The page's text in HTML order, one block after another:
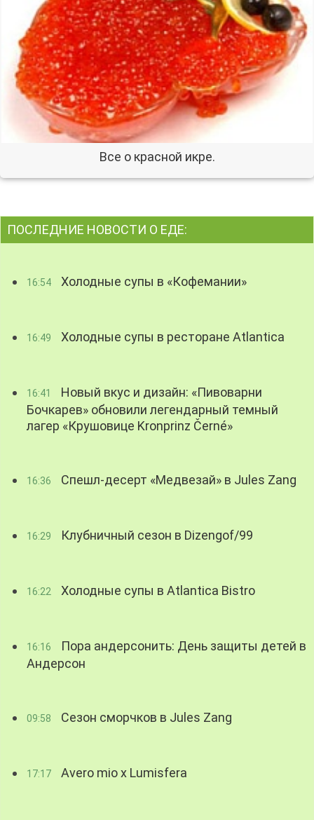
Все о красной икре.
ПОСЛЕДНИЕ НОВОСТИ О ЕДЕ:
16:54 Холодные супы в «Кофемании»
16:49 Холодные супы в ресторане Atlantica
16:41
Новый вкус и дизайн: «Пивоварни
Бочкарев» обновили легендарный темный
лагер «Крушовице Kronprinz Černé»
16:36 Спешл-десерт «Медвезай» в Jules Zang
16:29 Клубничный сезон в Dizengof/99
16:22 Холодные супы в Atlantica Bistro
16:16
Пора андерсонить: День защиты детей в
Андерсон
09:58 Сезон сморчков в Jules Zang
17:17 Avero mio x Lumisfera